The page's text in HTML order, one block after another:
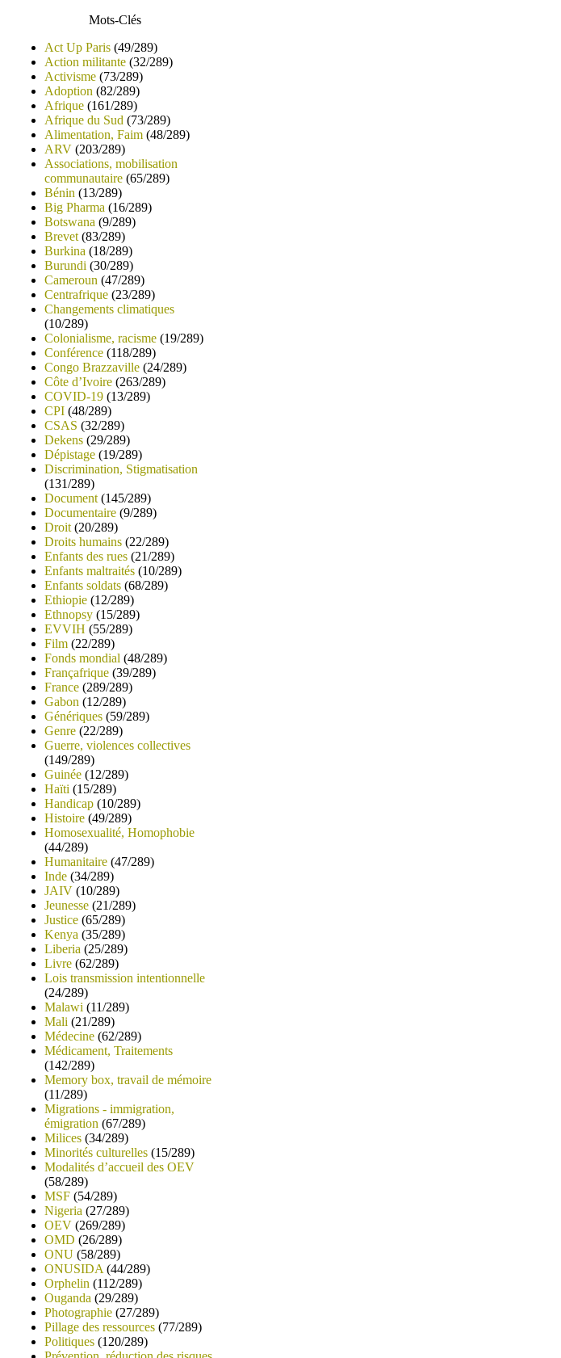
Mots-Clés
Act Up Paris (49/289)
Action militante (32/289)
Activisme (73/289)
Adoption (82/289)
Afrique (161/289)
Afrique du Sud (73/289)
Alimentation, Faim (48/289)
ARV (203/289)
Associations, mobilisation
communautaire (65/289)
Bénin (13/289)
Big Pharma (16/289)
Botswana (9/289)
Brevet (83/289)
Burkina (18/289)
Burundi (30/289)
Cameroun (47/289)
Centrafrique (23/289)
Changements climatiques
(10/289)
Colonialisme, racisme (19/289)
Conférence (118/289)
Congo Brazzaville (24/289)
Côte d’Ivoire (263/289)
COVID-19 (13/289)
CPI (48/289)
CSAS (32/289)
Dekens (29/289)
Dépistage (19/289)
Discrimination, Stigmatisation
(131/289)
Document (145/289)
Documentaire (9/289)
Droit (20/289)
Droits humains (22/289)
Enfants des rues (21/289)
Enfants maltraités (10/289)
Enfants soldats (68/289)
Ethiopie (12/289)
Ethnopsy (15/289)
EVVIH (55/289)
Film (22/289)
Fonds mondial (48/289)
Françafrique (39/289)
France (289/289)
Gabon (12/289)
Génériques (59/289)
Genre (22/289)
Guerre, violences collectives
(149/289)
Guinée (12/289)
Haïti (15/289)
Handicap (10/289)
Histoire (49/289)
Homosexualité, Homophobie
(44/289)
Humanitaire (47/289)
Inde (34/289)
JAIV (10/289)
Jeunesse (21/289)
Justice (65/289)
Kenya (35/289)
Liberia (25/289)
Livre (62/289)
Lois transmission intentionnelle
(24/289)
Malawi (11/289)
Mali (21/289)
Médecine (62/289)
Médicament, Traitements
(142/289)
Memory box, travail de mémoire
(11/289)
Migrations - immigration,
émigration (67/289)
Milices (34/289)
Minorités culturelles (15/289)
Modalités d’accueil des OEV
(58/289)
MSF (54/289)
Nigeria (27/289)
OEV (269/289)
OMD (26/289)
ONU (58/289)
ONUSIDA (44/289)
Orphelin (112/289)
Ouganda (29/289)
Photographie (27/289)
Pillage des ressources (77/289)
Politiques (120/289)